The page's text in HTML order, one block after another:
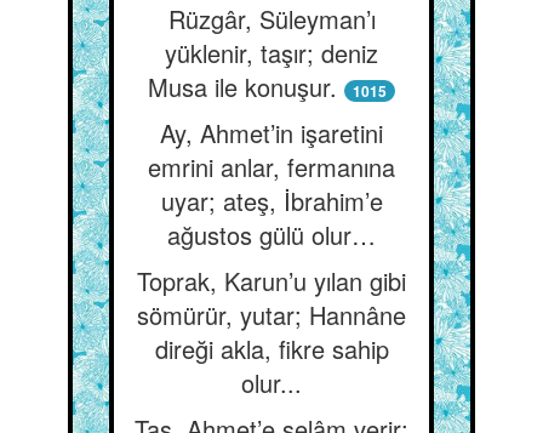
Rüzgâr, Süleyman’ı
yüklenir, taşır; deniz
Musa ile konuşur.
1015
Ay, Ahmet’in işaretini
emrini anlar, fermanına
uyar; ateş, İbrahim’e
ağustos gülü olur…
Toprak, Karun’u yılan gibi
sömürür, yutar; Hannâne
direği akla, fikre sahip
olur...